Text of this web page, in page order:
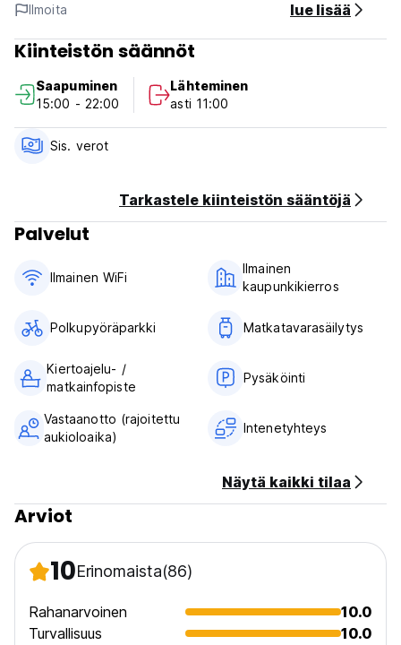
Cancellation Policy: 1 day before arrival. In case of a late
cancellation or No Show, you will be charged the first night
of your stay.
Check in from 15.00 to 22.00
Check out before 11.00
Payment upon arrival by cash only
Ilmoita lue lisää
Kiinteistön säännöt
Saapuminen
15:00 - 22:00
Lähteminen
asti 11:00
Sis. verot
Tarkastele kiinteistön sääntöjä
Palvelut
Ilmainen WiFi
Ilmainen
kaupunkikierros
Polkupyöräparkki Matkatavarasäilytys
Kiertoajelu- /
matkainfopiste
Pysäköinti
Vastaanotto (rajoitettu
aukioloaika)
Intenetyhteys
Näytä kaikki tilaa
Arviot
10Erinomaista(86)
Rahanarvoinen
10.0
Turvallisuus
10.0